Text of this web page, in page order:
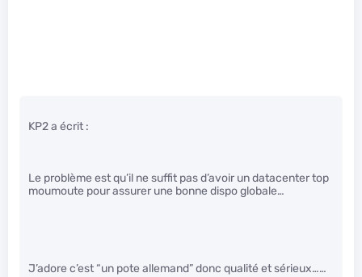
KP2 a écrit :
Le problème est qu’il ne suffit pas d’avoir un datacenter top
moumoute pour assurer une bonne dispo globale…
J’adore c’est “un pote allemand” donc qualité et sérieux……